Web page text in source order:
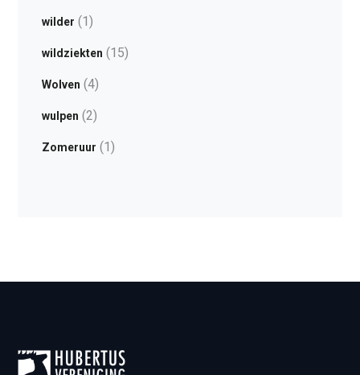
wilder (1)
wildziekten (15)
Wolven (4)
wulpen (2)
Zomeruur (1)